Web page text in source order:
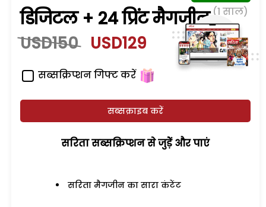
डिजिटल + 24 प्रिंट मैगजीन (1 साल)
USD150 USD129
सब्सक्रिप्शन गिफ्ट करें
सब्सक्राइब करें
सरिता सब्सक्रिप्शन से जुड़ेें और पाएं
सरिता मैगजीन का सारा कंटेंट